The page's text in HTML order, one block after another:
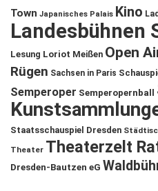
Town Japanisches Palais Kino
Landesbühnen
Lesung Loriot Meißen Open
Rügen Sachsen in Paris
Semperoper Semperopernball
Staatsschauspiel Dresden
Theater Theaterzelt
Dresden-Bautzen eG